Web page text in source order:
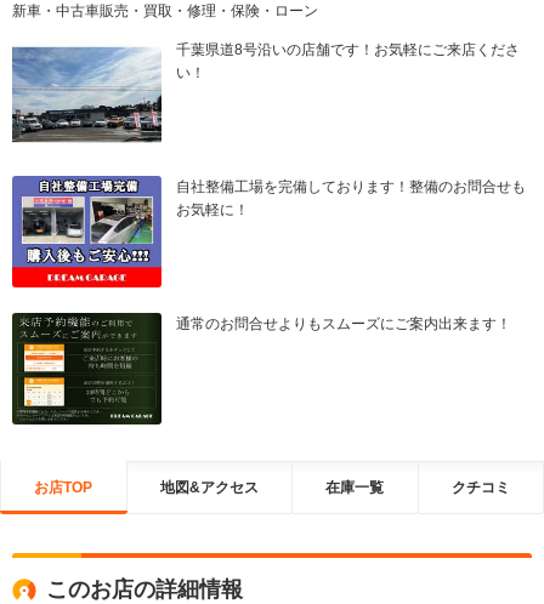
新車・中古車販売・買取・修理・保険・ローン
千葉県道8号沿いの店舗です！お気軽にご来店くださ
い！
自社整備工場を完備しております！整備のお問合せも
お気軽に！
通常のお問合せよりもスムーズにご案内出来ます！
お店TOP 地図&アクセス 在庫一覧 クチコミ
このお店の詳細情報